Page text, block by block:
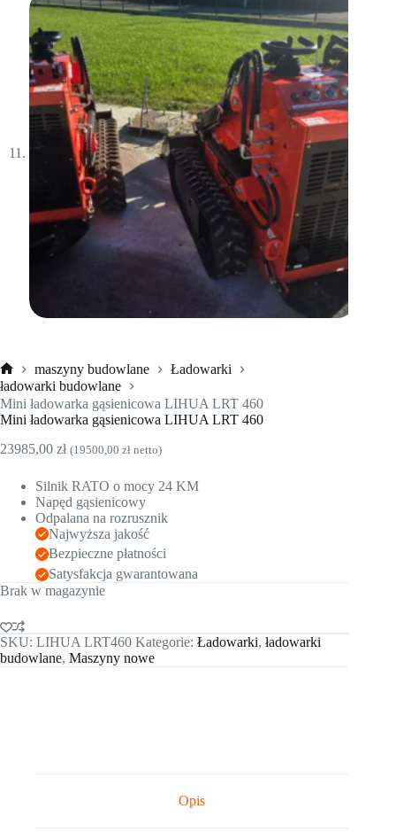
Strona
główna
maszyny budowlane
Ładowarki
ładowarki budowlane
Mini ładowarka gąsienicowa LIHUA LRT 460
Mini ładowarka gąsienicowa LIHUA LRT 460
23985,00 zł (19500,00 zł netto)
Silnik RATO o mocy 24 KM
Napęd gąsienicowy
Odpalana na rozrusznik
Najwyższa jakość
Bezpieczne płatności
Satysfakcja gwarantowana
Brak w magazynie
SKU: LIHUA LRT460 Kategorie: Ładowarki, ładowarki
budowlane, Maszyny nowe
Opis